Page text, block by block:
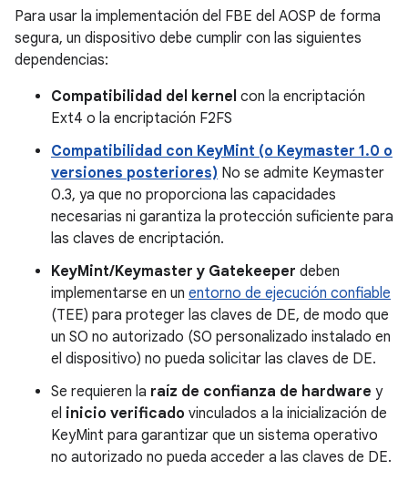
Para usar la implementación del FBE del AOSP de forma
segura, un dispositivo debe cumplir con las siguientes
dependencias:
Compatibilidad del kernel con la encriptación
Ext4 o la encriptación F2FS
Compatibilidad con KeyMint (o Keymaster 1.0 o
versiones posteriores) No se admite Keymaster
0.3, ya que no proporciona las capacidades
necesarias ni garantiza la protección suficiente para
las claves de encriptación.
KeyMint/Keymaster y Gatekeeper deben
implementarse en un entorno de ejecución confiable
(TEE) para proteger las claves de DE, de modo que
un SO no autorizado (SO personalizado instalado en
el dispositivo) no pueda solicitar las claves de DE.
Se requieren la raíz de confianza de hardware y
el inicio verificado vinculados a la inicialización de
KeyMint para garantizar que un sistema operativo
no autorizado no pueda acceder a las claves de DE.